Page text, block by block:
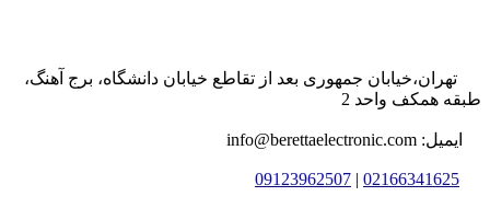
تهران،خیابان جمهوری بعد از تقاطع خیابان دانشگاه، برج آهنگ،
طبقه همکف واحد 2
ایمیل: info@berettaelectronic.com
02166341625
|
09123962507